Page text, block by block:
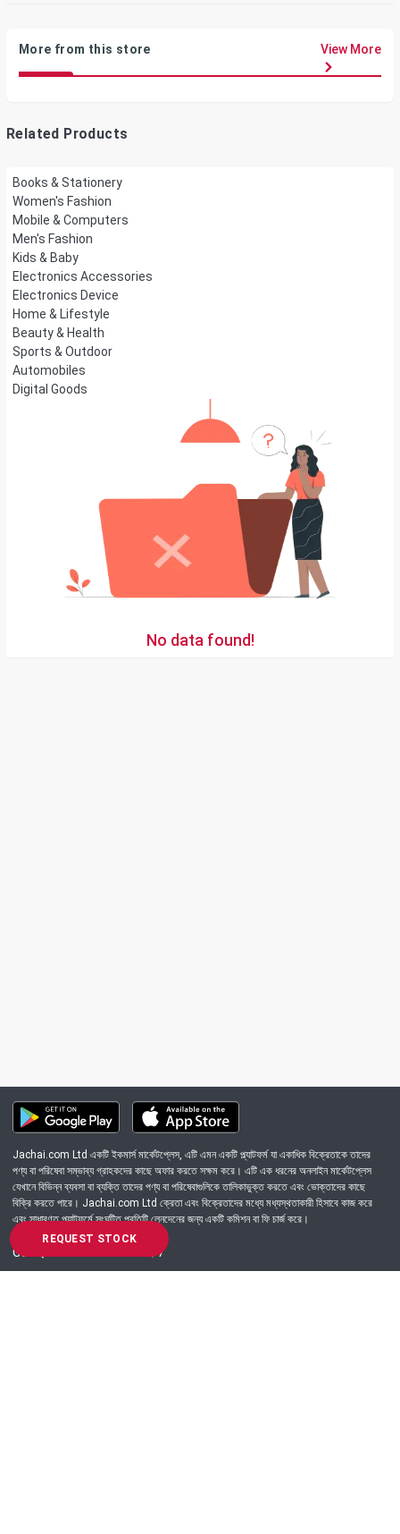
REQUEST STOCK
More from this store View More
Related Products
Books & Stationery
Women's Fashion
Mobile & Computers
Men's Fashion
Kids & Baby
Electronics Accessories
Electronics Device
Home & Lifestyle
Beauty & Health
Sports & Outdoor
Automobiles
Digital Goods
No data found!
Jachai.com Ltd একটি ইকমার্স মার্কেটপ্লেস, এটি এমন একটি প্ল্যাটফর্ম যা একাধিক বিক্রেতাকে তাদের
পণ্য বা পরিষেবা সম্ভাব্য গ্রাহকদের কাছে অফার করতে সক্ষম করে। এটি এক ধরনের অনলাইন মার্কেটপ্লেস
যেখানে বিভিন্ন ব্যবসা বা ব্যক্তি তাদের পণ্য বা পরিষেবাগুলিকে তালিকাভুক্ত করতে এবং ভোক্তাদের কাছে
বিক্রি করতে পারে। Jachai.com Ltd ক্রেতা এবং বিক্রেতাদের মধ্যে মধ্যস্থতাকারী হিসাবে কাজ করে
এবং সাধারণত প্ল্যাটফর্মে সংঘটিত প্রতিটি লেনদেনের জন্য একটি কমিশন বা ফি চার্জ করে।
Got Question? Call us 24/7